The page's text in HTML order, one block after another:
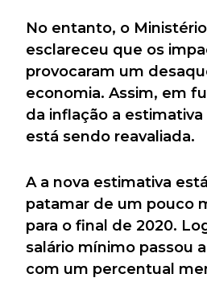
No entanto, o
esclareceu que os
provocaram um
economia. Assim, em
da inflação a estimativa
está sendo reavaliada.
A a nova estimativa
patamar de um pouco
para o final de 2020.
salário mínimo passou
com um percentual